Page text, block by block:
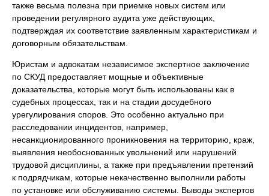
также весьма полезна при приемке новых систем или
проведении регулярного аудита уже действующих,
подтверждая их соответствие заявленным характеристикам и
договорным обязательствам.
Юристам и адвокатам независимое экспертное заключение
по СКУД предоставляет мощные и объективные
доказательства, которые могут быть использованы как в
судебных процессах, так и на стадии досудебного
урегулирования споров. Это особенно актуально при
расследовании инцидентов, например,
несанкционированного проникновения на территорию, краж,
выявления необоснованных увольнений или нарушений
трудовой дисциплины, а также при предъявлении претензий
к подрядчикам, которые некачественно выполнили работы
по установке или обслуживанию системы. Выводы экспертов